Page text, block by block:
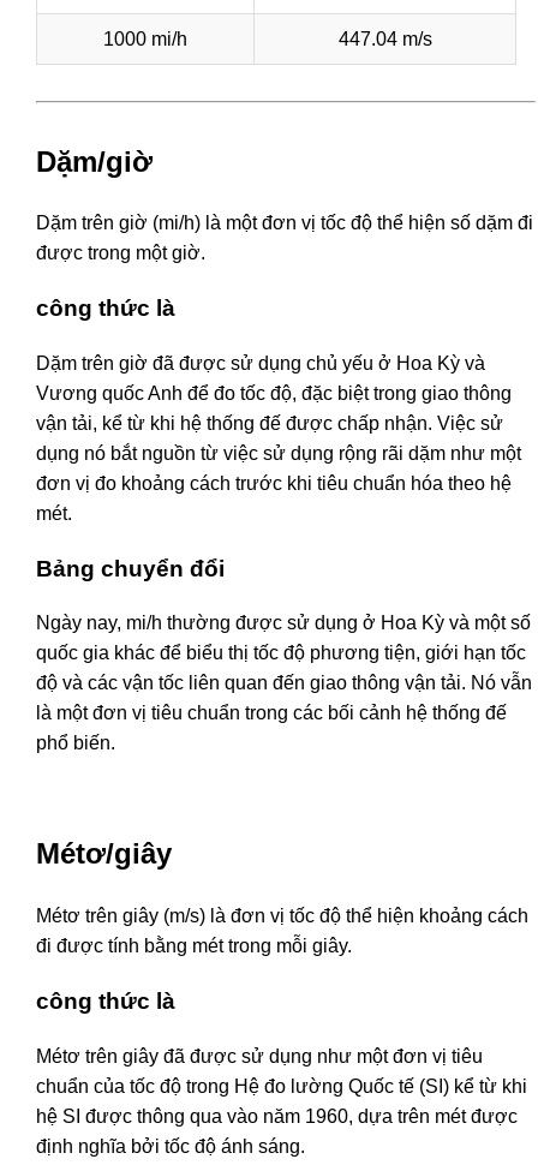
1000 mi/h 447.04 m/s
Dặm/giờ
Dặm trên giờ (mi/h) là một đơn vị tốc độ thể hiện số dặm đi
được trong một giờ.
công thức là
Dặm trên giờ đã được sử dụng chủ yếu ở Hoa Kỳ và
Vương quốc Anh để đo tốc độ, đặc biệt trong giao thông
vận tải, kể từ khi hệ thống đế được chấp nhận. Việc sử
dụng nó bắt nguồn từ việc sử dụng rộng rãi dặm như một
đơn vị đo khoảng cách trước khi tiêu chuẩn hóa theo hệ
mét.
Bảng chuyển đổi
Ngày nay, mi/h thường được sử dụng ở Hoa Kỳ và một số
quốc gia khác để biểu thị tốc độ phương tiện, giới hạn tốc
độ và các vận tốc liên quan đến giao thông vận tải. Nó vẫn
là một đơn vị tiêu chuẩn trong các bối cảnh hệ thống đế
phổ biến.
Métơ/giây
Métơ trên giây (m/s) là đơn vị tốc độ thể hiện khoảng cách
đi được tính bằng mét trong mỗi giây.
công thức là
Métơ trên giây đã được sử dụng như một đơn vị tiêu
chuẩn của tốc độ trong Hệ đo lường Quốc tế (SI) kể từ khi
hệ SI được thông qua vào năm 1960, dựa trên mét được
định nghĩa bởi tốc độ ánh sáng.